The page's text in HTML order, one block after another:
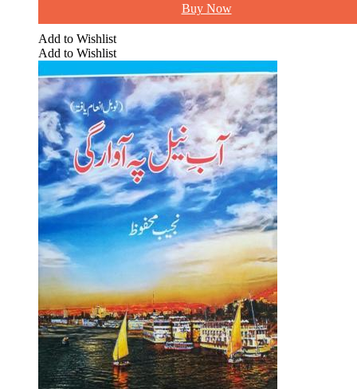
Buy Now
Add to Wishlist
Add to Wishlist